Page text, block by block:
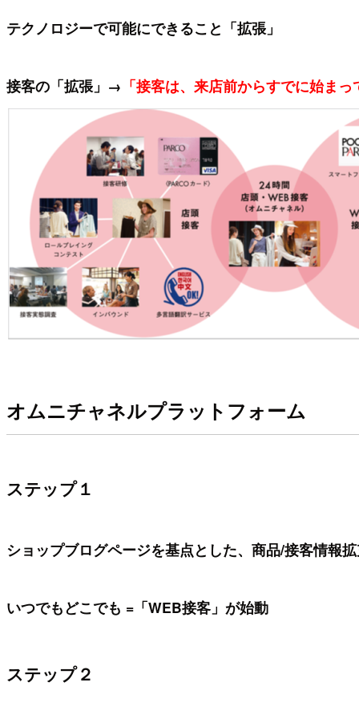
テクノロジーで可能にできること 「拡張」
接客の 「拡張」 → 「接客は、来店前からすでに始まっ
オムニチャネルプラットフォーム
ステップ１
ショップブログページを基点とした、商品/接客情報
いつでもどこでも =「WEB接客」が始動
ステップ２